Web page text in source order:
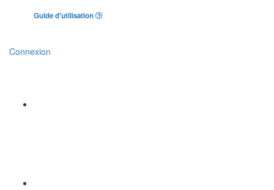
Guide d'utilisation
Connexion